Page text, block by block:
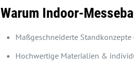
Warum Indoor-
Maßgeschneiderte
Hochwertige Materialien &